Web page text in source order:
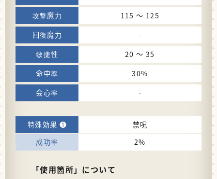
115 〜 125
-
20 〜 35
30%
-
禁呪
2%
「使用箇所」について